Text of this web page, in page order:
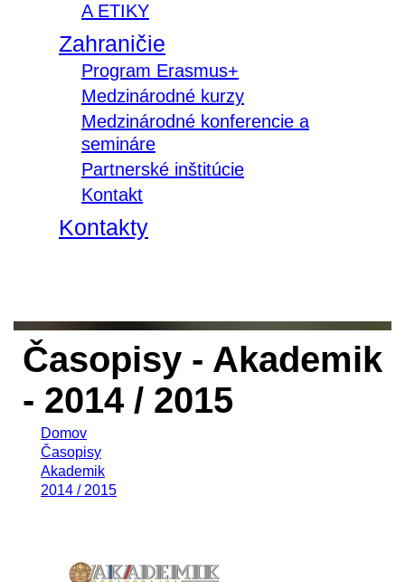
A ETIKY
Zahraničie
Program Erasmus+
Medzinárodné kurzy
Medzinárodné konferencie a
semináre
Partnerské inštitúcie
Kontakt
Kontakty
Časopisy - Akademik
- 2014 / 2015
Domov
Časopisy
Akademik
2014 / 2015